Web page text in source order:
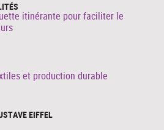
itinérante pour faciliter le
et production durable
EIFFEL